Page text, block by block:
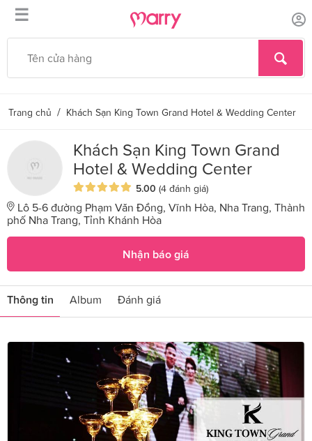
☰
Trang chủ / Khách Sạn King Town Grand Hotel & Wedding Center
Khách Sạn King Town Grand
Hotel & Wedding Center
5.00 (4 đánh giá)
Lô 5-6 đường Phạm Văn Đồng, Vĩnh Hòa, Nha Trang, Thành
phố Nha Trang, Tỉnh Khánh Hòa
Nhận báo giá
Thông tin Album Đánh giá